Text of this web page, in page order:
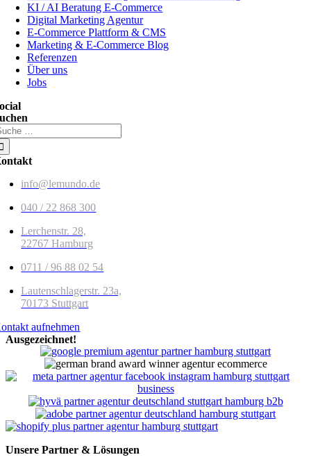
KI / AI Beratung E-Commerce
Digital Marketing Agentur
E-Commerce Plattform & CMS
Marketing & E-Commerce Blog
Referenzen
Über uns
Jobs
info@lemundo.de
040 / 22 868 300
Lerchenstr. 28,
22767 Hamburg
0711 / 96 88 02 54
Lautenschlagerstr. 23a,
70173 Stuttgart
aufnehmen
Ausgezeichnet!
Unsere Partner & Lösungen